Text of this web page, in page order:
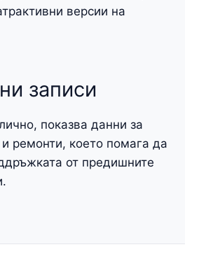
версии на
записи
показва данни за
ремонти, което помага да
от предишните